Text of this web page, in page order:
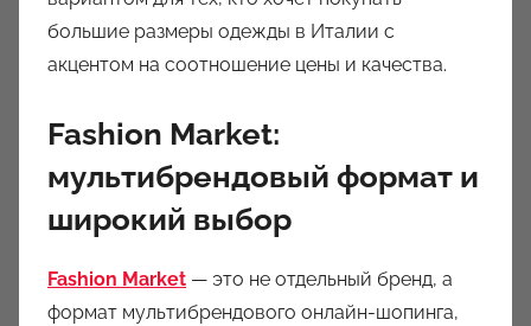
большие размеры одежды в Италии с
акцентом на соотношение цены и качества.
Fashion Market:
мультибрендовый формат и
широкий выбор
Fashion Market — это не отдельный бренд, а
формат мультибрендового онлайн-шопинга,